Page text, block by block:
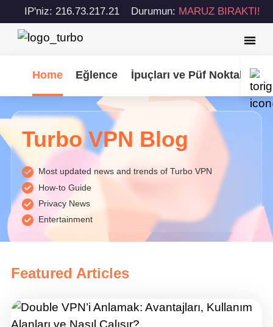
IP'niz: 216.73.217.21 Durumun: MARUZ BIRAKTI!
Home Eğlence İpuçları ve Püf Noktaları
Turbo VPN Blog
Most updated news and trends of Turbo VPN
How-to Guide
Privacy News
Entertainment
Featured Articles